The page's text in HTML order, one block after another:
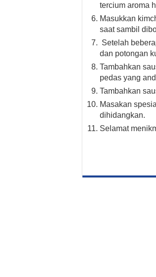
tercium aroma
Masukkan
saat sambil
Setelah
dan potongan
Tambahkan
pedas yang
Tambahkan
Masakan
dihidangkan.
Selamat